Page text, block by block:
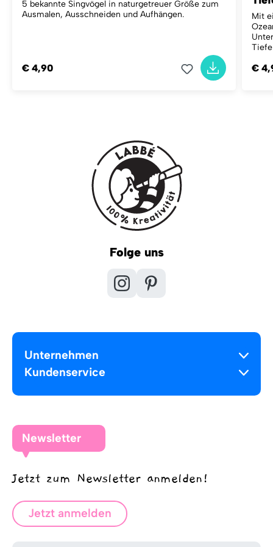
5 bekannte Singvögel in naturgetreuer Größe zum
Ausmalen, Ausschneiden und Aufhängen.
€ 4,90
Mit
€
Folge uns
Unternehmen
Kundenservice
Newsletter
Jetzt zum Newsletter anmelden!
Jetzt anmelden